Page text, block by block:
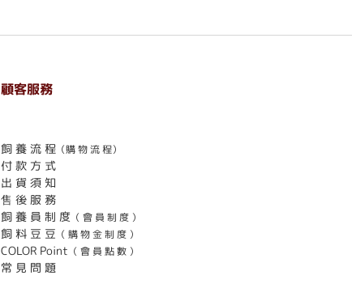
顧客服務
飼 養 流 程 （購 物 流 程）
付 款 方 式
出 貨 須 知
售 後 服 務
飼 養 員 制 度 （ 會 員 制 度 ）
飼 料 豆 豆 （ 購 物 金 制 度 ）
COLOR Point （ 會 員 點 數 ）
常 見 問 題